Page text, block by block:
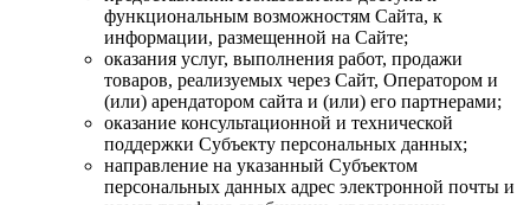
функциональным возможностям Сайта, к
информации, размещенной на Сайте;
оказания услуг, выполнения работ, продажи
товаров, реализуемых через Сайт, Оператором и
(или) арендатором сайта и (или) его партнерами;
оказание консультационной и технической
поддержки Субъекту персональных данных;
направление на указанный Субъектом
персональных данных адрес электронной почты и